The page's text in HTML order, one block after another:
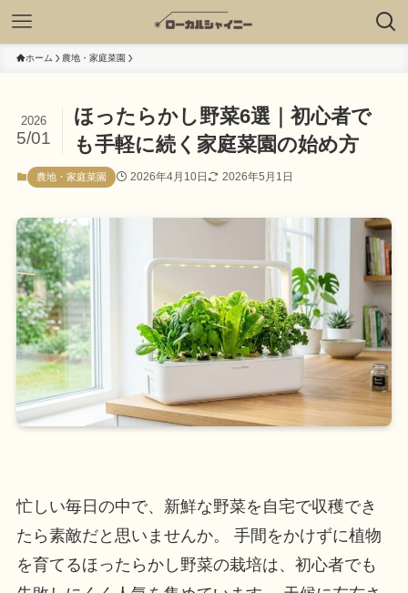
ホーム 農地・家庭菜園
ほったらかし野菜6選｜初心者で
も手軽に続く家庭菜園の始め方
2026
5/01
農地・家庭菜園 2026年4月10日 2026年5月1日
忙しい毎日の中で、新鮮な野菜を自宅で収穫でき
たら素敵だと思いませんか。 手間をかけずに植物
を育てるほったらかし野菜の栽培は、初心者でも